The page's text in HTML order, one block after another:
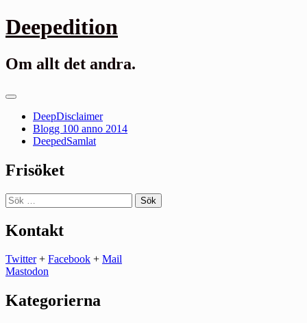
Gå
till
Deepedition
Om allt det andra.
Primär
DeepDisclaimer
Blogg 100 anno 2014
DeepedSamlat
Frisöket
Sök
efter:
Kontakt
Twitter+ Facebook + Mail
Mastodon
Kategorierna